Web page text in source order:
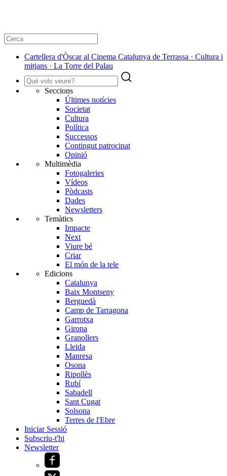
Cartellera d'Òscar al Cinema Catalunya de Terrassa · Cultura i
mitjans · La Torre del Palau
Seccions
Últimes notícies
Societat
Cultura
Política
Successos
Contingut patrocinat
Opinió
Multimèdia
Fotogaleries
Vídeos
Pòdcasts
Dades
Newsletters
Temàtics
Impacte
Next
Viure bé
Criar
El món de la tele
Edicions
Catalunya
Baix Montseny
Berguedà
Camp de Tarragona
Garrotxa
Girona
Granollers
Lleida
Manresa
Osona
Ripollès
Rubí
Sabadell
Sant Cugat
Solsona
Terres de l'Ebre
Iniciar Sessió
Subscriu-t'hi
Newsletter